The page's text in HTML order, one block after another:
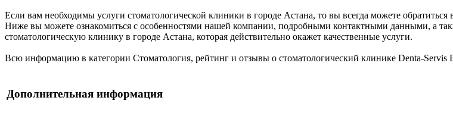
Если вам необходимы услуги стоматологической клиники в городе Астана, то вы всегда можете
Ниже вы можете ознакомиться с особенностями нашей компании, подробными контактными данными, а
стоматологическую клинику в городе Астана, которая действительно окажет качественные услуги.
Всю информацию в категории Стоматология, рейтинг и отзывы о стоматологический клинике Denta-
Дополнительная информация